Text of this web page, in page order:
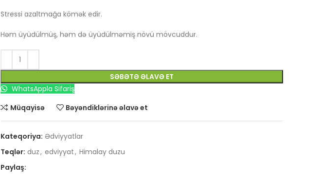
Stressi azaltmağa kömək edir.
Həm üyüdülmüş, həm də üyüdülməmiş növü mövcuddur.
SƏBƏTƏ ƏLAVƏ ET
WhatsAppla Sifariş
Müqayisə
Bəyəndiklərinə əlavə et
Kateqoriya: Ədviyyatlar
Teqlər: duz, edviyyat, Himalay duzu
Paylaş: